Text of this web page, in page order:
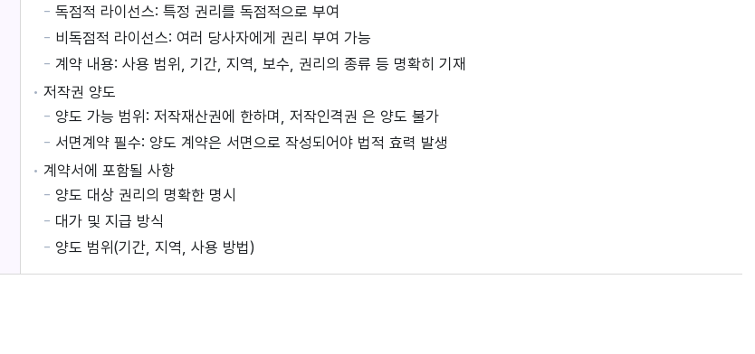
독점적 라이선스: 특정 권리를 독점적으로 부여
비독점적 라이선스: 여러 당사자에게 권리 부여 가능
계약 내용: 사용 범위, 기간, 지역, 보수, 권리의 종류 등 명확히 기재
저작권 양도
양도 가능 범위: 저작재산권에 한하며, 저작인격권 은 양도 불가
서면계약 필수: 양도 계약은 서면으로 작성되어야 법적 효력 발생
계약서에 포함될 사항
양도 대상 권리의 명확한 명시
대가 및 지급 방식
양도 범위(기간, 지역, 사용 방법)